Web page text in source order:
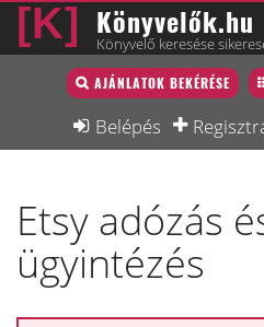
Könyvelők.hu
Könyvelő keresése
AJÁNLATOK BEKÉRÉSE
Belépés
Könyvelő lista
Könyvelési munkák
Interjú
Blog
Etsy adózás
ügyintézés